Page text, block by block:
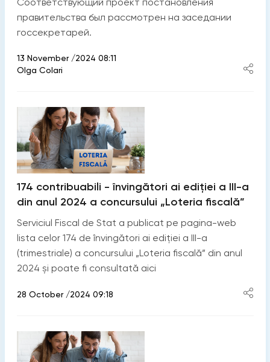
Соответствующий проект постановления
правительства был рассмотрен на заседании
госсекретарей.
13 November /2024 08:11
Olga Colari
174 contribuabili - învingători ai ediției a III-a
din anul 2024 a concursului „Loteria fiscală”
Serviciul Fiscal de Stat a publicat pe pagina-web
lista celor 174 de învingători ai ediției a III-a
(trimestriale) a concursului „Loteria fiscală” din anul
2024 și poate fi consultată aici
28 October /2024 09:18